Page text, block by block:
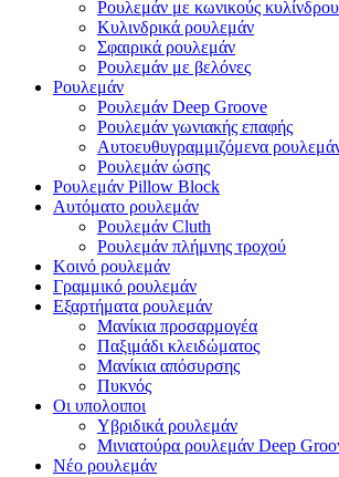
Ρουλεμάν με κωνικούς
Κυλινδρικά ρουλεμάν
Σφαιρικά ρουλεμάν
Ρουλεμάν με βελόνες
Ρουλεμάν
Ρουλεμάν Deep Groove
Ρουλεμάν γωνιακής επαφής
Αυτοευθυγραμμιζόμενα
Ρουλεμάν ώσης
Ρουλεμάν Pillow Block
Αυτόματο ρουλεμάν
Ρουλεμάν Cluth
Ρουλεμάν πλήμνης τροχού
Κοινό ρουλεμάν
Γραμμικό ρουλεμάν
Εξαρτήματα ρουλεμάν
Μανίκια προσαρμογέα
Παξιμάδι κλειδώματος
Μανίκια απόσυρσης
Πυκνός
Οι υπολοιποι
Υβριδικά ρουλεμάν
Μινιατούρα ρουλεμάν Deep
Νέο ρουλεμάν